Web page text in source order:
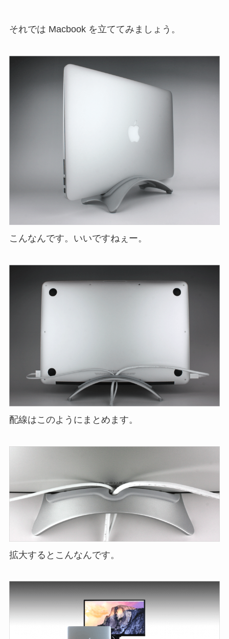
それでは Macbook を立ててみましょう。
こんなんです。いいですねぇー。
配線はこのようにまとめます。
拡大するとこんなんです。